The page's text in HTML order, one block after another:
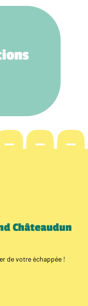
Châteaudun
de votre échappée !